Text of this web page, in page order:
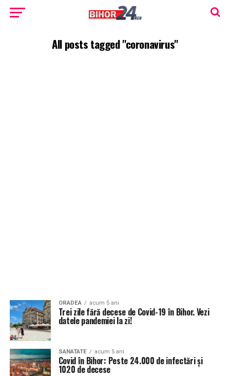
All posts tagged "coronavirus"
ORADEA acum 5 ani
Trei zile fără decese de Covid-19 în Bihor. Vezi
datele pandemiei la zi!
SANATATE acum 5 ani
Covid în Bihor: Peste 24.000 de infectări și
1020 de decese